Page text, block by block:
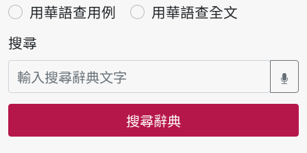
用華語查用例
用華語查全文
搜尋
搜尋辭典